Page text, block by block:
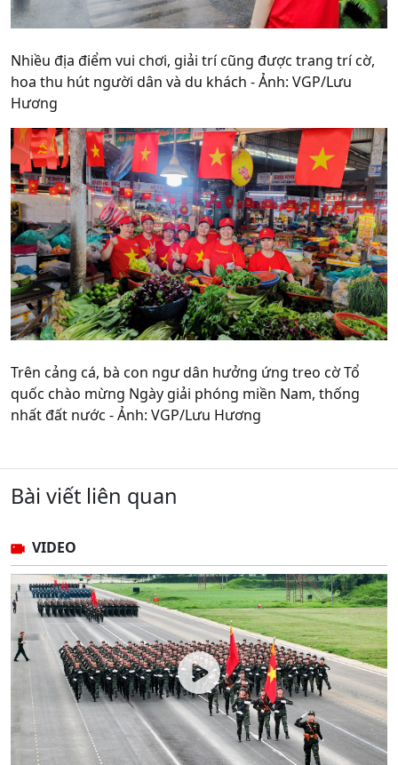
Nhiều địa điểm vui chơi, giải trí cũng được trang trí cờ,
hoa thu hút người dân và du khách - Ảnh: VGP/Lưu
Hương
Trên cảng cá, bà con ngư dân hưởng ứng treo cờ Tổ
quốc chào mừng Ngày giải phóng miền Nam, thống
nhất đất nước - Ảnh: VGP/Lưu Hương
Bài viết liên quan
VIDEO